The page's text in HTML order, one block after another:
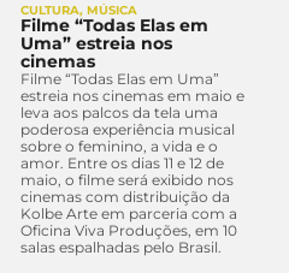
CULTURA, MÚSICA
Filme “Todas Elas em
Uma” estreia nos
cinemas
Filme “Todas Elas em Uma”
estreia nos cinemas em maio e
leva aos palcos da tela uma
poderosa experiência musical
sobre o feminino, a vida e o
amor. Entre os dias 11 e 12 de
maio, o filme será exibido nos
cinemas com distribuição da
Kolbe Arte em parceria com a
Oficina Viva Produções, em 10
salas espalhadas pelo Brasil.